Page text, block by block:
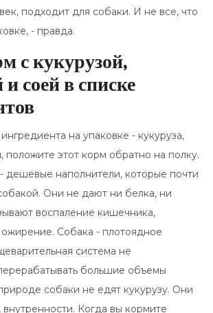
подходит для собаки. И не все, что
- правда.
с кукурузой,
соей в списке
на упаковке - кукуруза,
положите этот корм обратно на полку.
дешевые наполнители, которые почти
Они не дают ни белка, ни
воспаление кишечника,
Собака - плотоядное
система не
большие объемы
собаки не едят кукурузу. Они
внутренности. Когда вы кормите